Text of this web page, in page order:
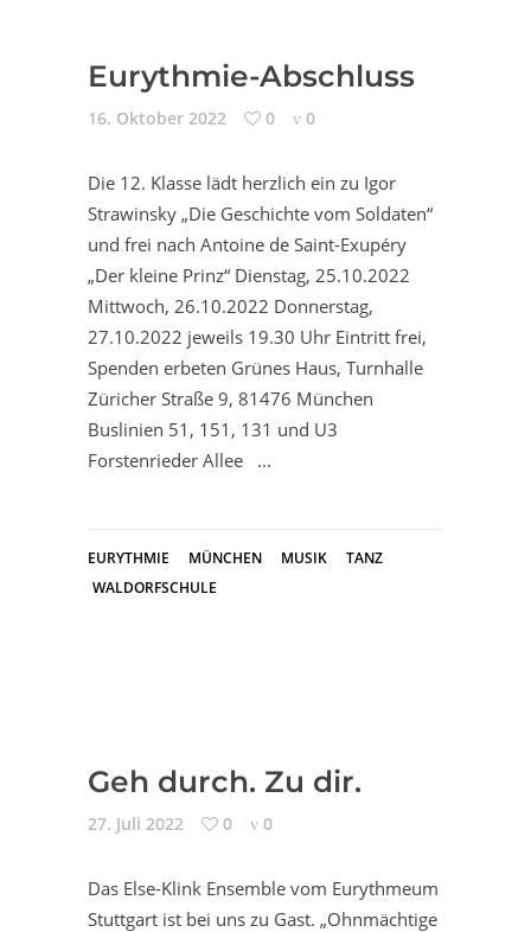
Eurythmie-Abschluss
16. Oktober 2022 0 0
Die 12. Klasse lädt herzlich ein zu Igor
Strawinsky „Die Geschichte vom Soldaten“
und frei nach Antoine de Saint-Exupéry
„Der kleine Prinz“ Dienstag, 25.10.2022
Mittwoch, 26.10.2022 Donnerstag,
27.10.2022 jeweils 19.30 Uhr Eintritt frei,
Spenden erbeten Grünes Haus, Turnhalle
Züricher Straße 9, 81476 München
Buslinien 51, 151, 131 und U3
Forstenrieder Allee
EURYTHMIE MÜNCHEN MUSIK
TANZ
WALDORFSCHULE
Geh durch. Zu dir.
27. Juli 2022 0 0
Das Else-Klink Ensemble vom Eurythmeum
Stuttgart ist bei uns zu Gast. „Ohnmächtige